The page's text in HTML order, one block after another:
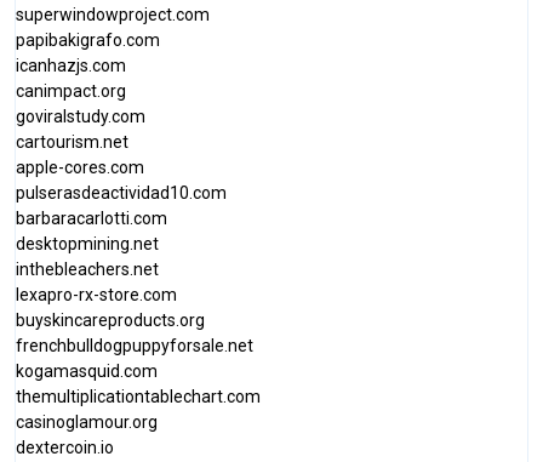
superwindowproject.com
papibakigrafo.com
icanhazjs.com
canimpact.org
goviralstudy.com
cartourism.net
apple-cores.com
pulserasdeactividad10.com
barbaracarlotti.com
desktopmining.net
inthebleachers.net
lexapro-rx-store.com
buyskincareproducts.org
frenchbulldogpuppyforsale.net
kogamasquid.com
themultiplicationtablechart.com
casinoglamour.org
dextercoin.io